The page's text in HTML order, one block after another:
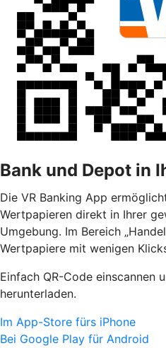
Bank und Depot in
Die VR Banking App
Wertpapieren direkt in Ihrer
Umgebung. Im Bereich
Wertpapiere mit wenigen
Einfach QR-Code einscannen
herunterladen.
Im App-Store fürs iPhone
Bei Google Play für Android